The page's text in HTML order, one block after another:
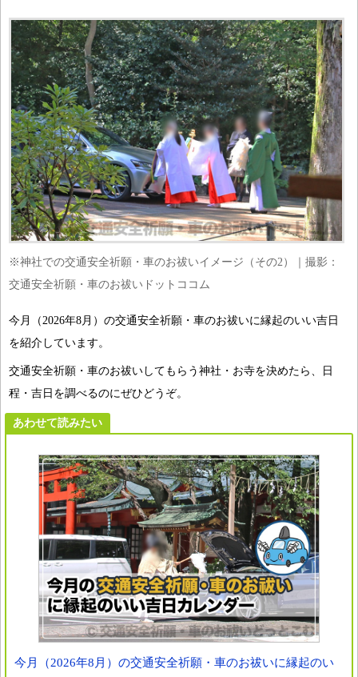
※神社での交通安全祈願・車のお祓いイメージ（その2）｜撮影：
交通安全祈願・車のお祓いドットココム
今月（2026年8月）の交通安全祈願・車のお祓いに縁起のいい吉日
を紹介しています。
交通安全祈願・車のお祓いしてもらう神社・お寺を決めたら、日
程・吉日を調べるのにぜひどうぞ。
あわせて読みたい
今月（2026年8月）の交通安全祈願・車のお祓いに縁起のい